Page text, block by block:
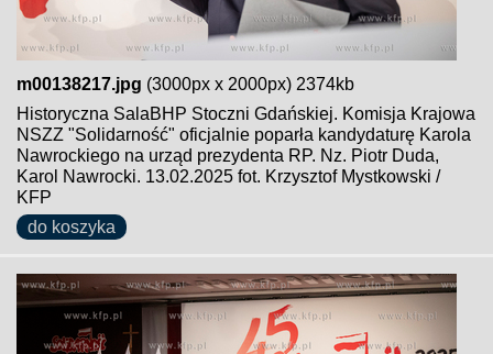
m00138217.jpg (3000px x 2000px) 2374kb
Historyczna SalaBHP Stoczni Gdańskiej. Komisja Krajowa
NSZZ "Solidarność" oficjalnie poparła kandydaturę Karola
Nawrockiego na urząd prezydenta RP. Nz. Piotr Duda,
Karol Nawrocki. 13.02.2025 fot. Krzysztof Mystkowski /
KFP
do koszyka